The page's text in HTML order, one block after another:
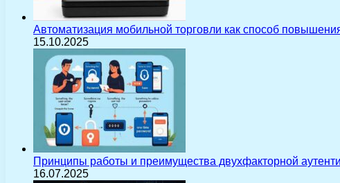
Автоматизация мобильной торговли как способ
15.10.2025
Принципы работы и преимущества двухфакторной
16.07.2025